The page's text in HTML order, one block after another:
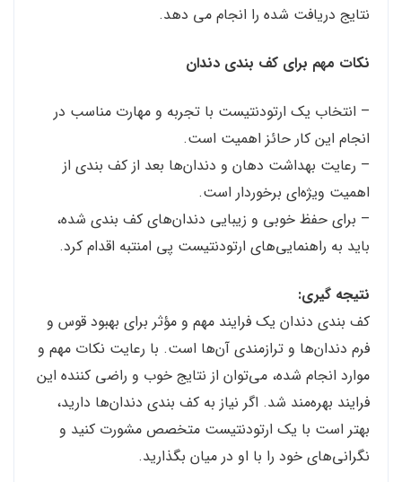
نتایج دریافت شده را انجام می دهد.
نکات مهم برای کف بندی دندان
– انتخاب یک ارتودنتیست با تجربه و مهارت مناسب در
انجام این کار حائز اهمیت است.
– رعایت بهداشت دهان و دندان‌ها بعد از کف بندی از
اهمیت ویژه‌ای برخوردار است.
– برای حفظ خوبی و زیبایی دندان‌های کف بندی شده،
باید به راهنمایی‌های ارتودنتیست پی امنتبه اقدام کرد.
نتیجه گیری:
کف بندی دندان یک فرایند مهم و مؤثر برای بهبود قوس و
فرم دندان‌ها و ترازمندی آن‌ها است. با رعایت نکات مهم و
موارد انجام شده، می‌توان از نتایج خوب و راضی کننده این
فرایند بهره‌مند شد. اگر نیاز به کف بندی دندان‌ها دارید،
بهتر است با یک ارتودنتیست متخصص مشورت کنید و
نگرانی‌های خود را با او در میان بگذارید.